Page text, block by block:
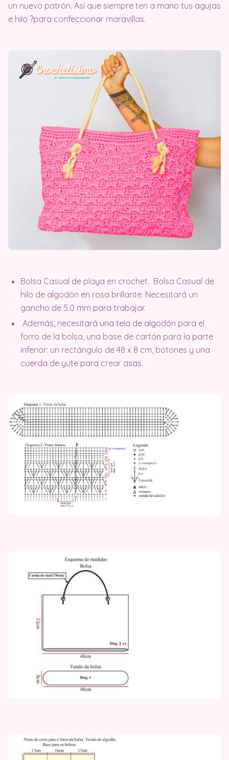
un nuevo patrón. Así que siempre ten a mano tus agujas
e hilo ?para confeccionar maravillas.
Bolsa Casual de playa en crochet. Bolsa Casual de
hilo de algodón en rosa brillante. Necesitará un
gancho de 5.0 mm para trabajar.
Además, necesitará una tela de algodón para el
forro de la bolsa, una base de cartón para la parte
inferior: un rectángulo de 48 x 8 cm, botones y una
cuerda de yute para crear asas.